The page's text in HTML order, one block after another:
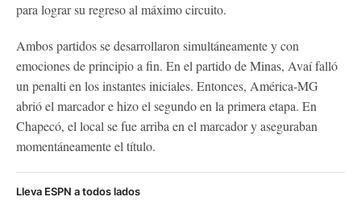
para lograr su regreso al máximo circuito.
Ambos partidos se desarrollaron simultáneamente y con
emociones de principio a fin. En el partido de Minas, Avaí falló
un penalti en los instantes iniciales. Entonces, América-MG
abrió el marcador e hizo el segundo en la primera etapa. En
Chapecó, el local se fue arriba en el marcador y aseguraban
momentáneamente el título.
Lleva ESPN a todos lados